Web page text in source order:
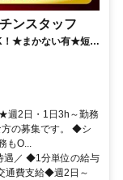
ンスタッフ
！★まかない有★短時
週2日・1日3h～勤務
の募集です。 ◆シ
O...
遇／ ◆1分単位の給与
費支給◆週2日～